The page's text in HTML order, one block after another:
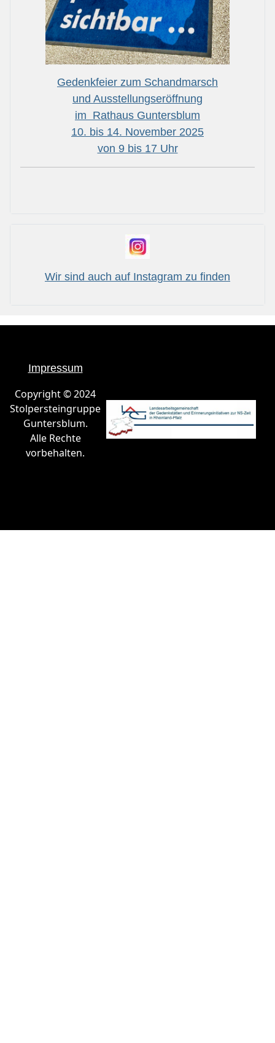
Gedenkfeier zum Schandmarsch
und Ausstellungseröffnung
im Rathaus Guntersblum
10. bis 14. November 2025
von 9 bis 17 Uhr
Wir sind auch auf Instagram zu finden
Impressum
Copyright © 2024
Stolpersteingruppe
Guntersblum.
Alle Rechte
vorbehalten.